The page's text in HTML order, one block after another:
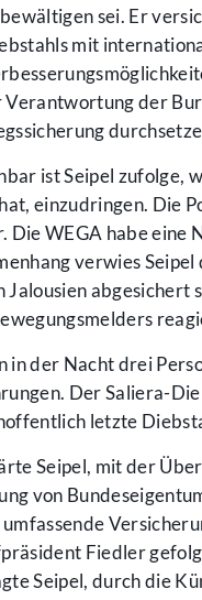
sei. Er
mit
Verantwortung der
ist Seipel zufolge,
einzudringen. Die
WEGA habe eine
verwies
Jalousien
in der Nacht drei
Der Saliera-
letzte
Seipel, mit der
von
Fiedler
Seipel, durch die